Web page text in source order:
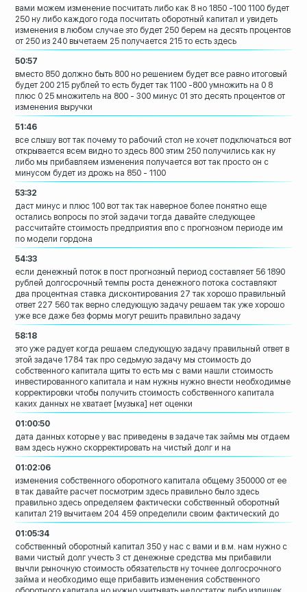
вами можем изменение посчитать либо как 8 но 1850 -100 1100 будет
250 ну либо каждого года посчитать оборотный капитал и увидеть
изменения в любом случае это будет 250 берем на десять процентов
от 250 из 240 вычетаем 25 получается 215 то есть здесь
50:57
вместо 850 должно быть 800 но решением будет все равно итоговый
будет 200 215 рублей то есть будет так 1100 -800 умножить на 0 8
плюс 0 25 множитель на 800 - 300 минус 01 это десять процентов от
изменения выручки
51:46
все слышу вот так почему то рабочий стол не хочет подключаться вот
открывается всем видно то здесь 800 этим 250 получились как ну
либо мы прибавляем изменения получается вот так просто он с
минусом будет из дрожь на 850 - 1100
53:32
даст минус и плюс 100 вот так так наверное более понятно еще
остались вопросы по этой задачи тогда давайте следующее
рассчитайте стоимость предприятия впо с прогнозном периоде им
по модели гордона
54:33
если денежный поток в пост прогнозный период составляет 56 1890
рублей долгосрочный темпы роста денежного потока составляют
два процентная ставка дисконтирования 27 так хорошо правильный
ответ 227 560 так верно следующую задачу решаем так уже хорошо
уже все даже без формы могут решить правильно задачу
58:18
это уже радует когда решаем следующую задачу правильный ответ в
этой задаче 1784 так про седьмую задачу мы стоимость до
собственного капитала щиты то есть мы с вами нашли стоимость
инвестированного капитала и нам нужны нужно внести необходимые
корректировки чтобы получить стоимость собственного капитала
каких данных не хватает [музыка] нет оценки
01:00:50
дата данных которые у вас приведены в задаче так займы мы отдаем
вам здесь нужно скорректировать на чистый долг и на
01:02:06
изменения собственного оборотного капитала общему 350000 от ее
в так давайте расчет посмотрим здесь правильно было здесь
правильно здесь определяем фактически собственный оборотный
капитал 219 вычитаем 204 459 определили своим фактический до
01:05:34
собственный оборотный капитал 350 у нас с вами и в.м. нам нужно с
вами чистый долг учесть 3 ст денежные средства мы прибавили
вычли рыночную стоимость обязательств ну точнее долгосрочного
займа и необходимо еще прибавить изменения собственного